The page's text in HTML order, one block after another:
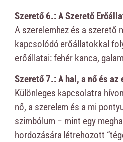
Szerető 6.: A Szerető
A szerelemhez és a szerető
kapcsolódó erőállatokkal
erőállatai: fehér kanca,
Szerető 7.: A hal, a nő és az
Különleges kapcsolatra
nő, a szerelem és a mi
szimbólum – mint egy
hordozására létrehozott